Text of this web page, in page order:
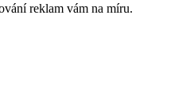
reklam vám na míru.